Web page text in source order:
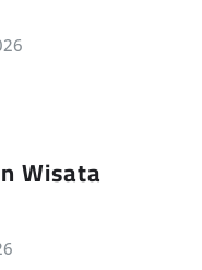
Wisata